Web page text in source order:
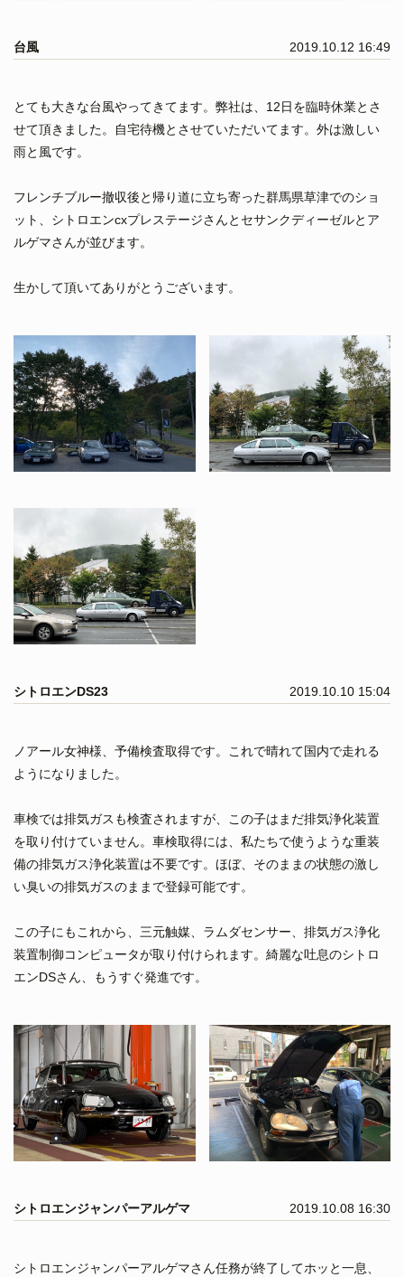
台風 2019.10.12 16:49
とても大きな台風やってきてます。弊社は、12日を臨時休業とさ
せて頂きました。自宅待機とさせていただいてます。外は激しい
雨と風です。
フレンチブルー撤収後と帰り道に立ち寄った群馬県草津でのショ
ット、シトロエンcxプレステージさんとセサンクディーゼルとア
ルゲマさんが並びます。
生かして頂いてありがとうございます。
シトロエンDS23 2019.10.10 15:04
ノアール女神様、予備検査取得です。これで晴れて国内で走れる
ようになりました。
車検では排気ガスも検査されますが、この子はまだ排気浄化装置
を取り付けていません。車検取得には、私たちで使うような重装
備の排気ガス浄化装置は不要です。ほぼ、そのままの状態の激し
い臭いの排気ガスのままで登録可能です。
この子にもこれから、三元触媒、ラムダセンサー、排気ガス浄化
装置制御コンピュータが取り付けられます。綺麗な吐息のシトロ
エンDSさん、もうすぐ発進です。
シトロエンジャンパーアルゲマ 2019.10.08 16:30
シトロエンジャンパーアルゲマさん任務が終了してホッと一息、